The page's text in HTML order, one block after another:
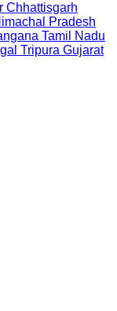
Chhattisgarh
Pradesh
Tamil Nadu
Tripura Gujarat